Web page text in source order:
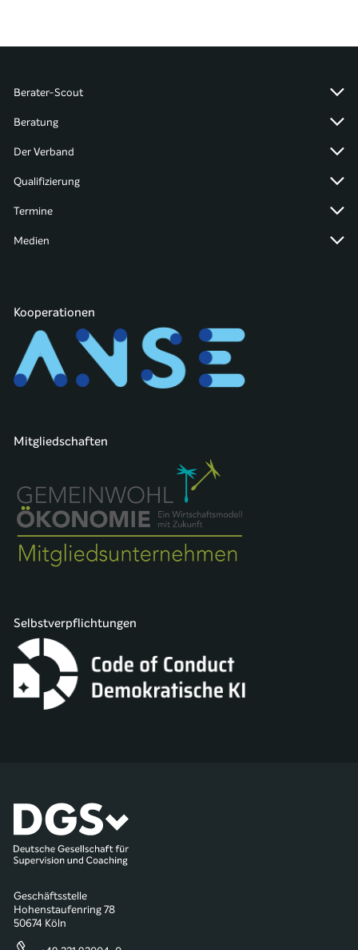
Berater-Scout
Beratung
Der Verband
Qualifizierung
Termine
Medien
Kooperationen
Mitgliedschaften
Selbstverpflichtungen
Geschäftsstelle
Hohenstaufenring 78
50674 Köln